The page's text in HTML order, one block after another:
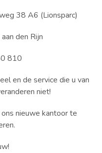
38 A6 (Lionsparc)
den Rijn
810
en de service die u van
niet!
nieuwe kantoor te